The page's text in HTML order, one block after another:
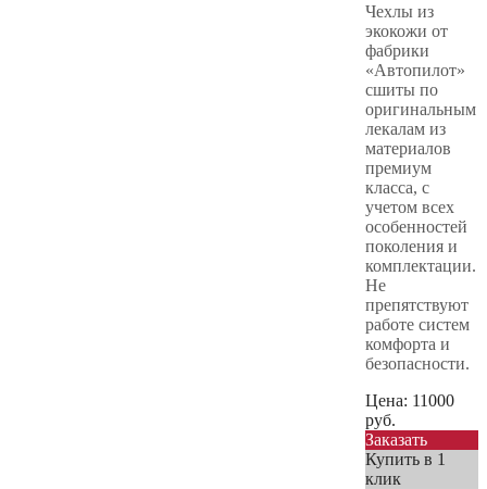
Чехлы из
экокожи от
фабрики
«Автопилот»
сшиты по
оригинальным
лекалам из
материалов
премиум
класса, с
учетом всех
особенностей
поколения и
комплектации.
Не
препятствуют
работе систем
комфорта и
безопасности.
Цена: 11000
руб.
Заказать
Купить в 1
клик